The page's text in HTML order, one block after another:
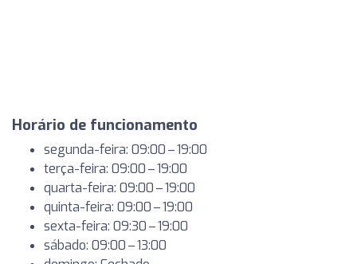
Horário de funcionamento
segunda-feira: 09:00 – 19:00
terça-feira: 09:00 – 19:00
quarta-feira: 09:00 – 19:00
quinta-feira: 09:00 – 19:00
sexta-feira: 09:30 – 19:00
sábado: 09:00 – 13:00